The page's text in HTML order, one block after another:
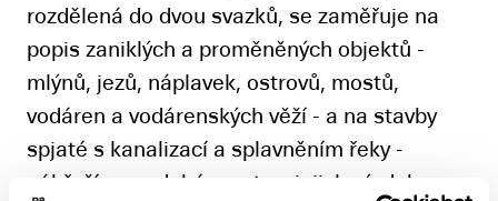
rozdělená do dvou svazků, se zaměřuje na
popis zaniklých a proměněných objektů -
mlýnů, jezů, náplavek, ostrovů, mostů,
vodáren a vodárenských věží - a na stavby
spjaté s kanalizací a splavněním řeky -
nábřeží, novodobé mosty a jejich výzdobu,